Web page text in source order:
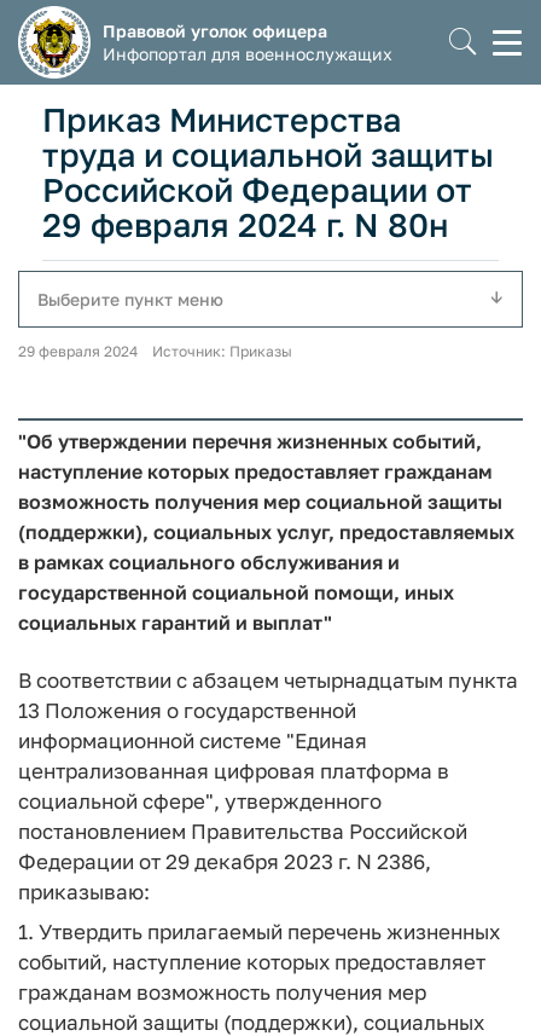
Правовой уголок офицера
Инфопортал для военнослужащих
Приказ Министерства
труда и социальной защиты
Российской Федерации от
29 февраля 2024 г. N 80н
Выберите пункт меню
29 февраля 2024 Источник: Приказы
"Об утверждении перечня жизненных событий,
наступление которых предоставляет гражданам
возможность получения мер социальной защиты
(поддержки), социальных услуг, предоставляемых
в рамках социального обслуживания и
государственной социальной помощи, иных
социальных гарантий и выплат"
В соответствии с абзацем четырнадцатым пункта
13 Положения о государственной
информационной системе "Единая
централизованная цифровая платформа в
социальной сфере", утвержденного
постановлением Правительства Российской
Федерации от 29 декабря 2023 г. N 2386,
приказываю:
1. Утвердить прилагаемый перечень жизненных
событий, наступление которых предоставляет
гражданам возможность получения мер
социальной защиты (поддержки), социальных